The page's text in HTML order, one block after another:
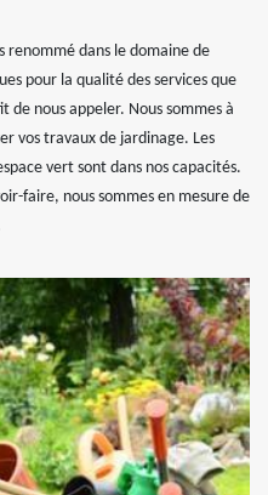
renommé dans le domaine de
pour la qualité des services que
de nous appeler. Nous sommes à
vos travaux de jardinage. Les
vert sont dans nos capacités.
faire, nous sommes en mesure de